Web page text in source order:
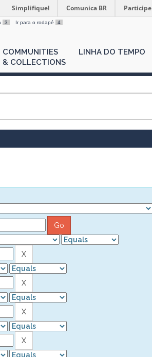
Simplifique! Comunica BR Participe
3 Ir para o rodapé 4
COMMUNITIES
& COLLECTIONS
LINHA DO TEMPO